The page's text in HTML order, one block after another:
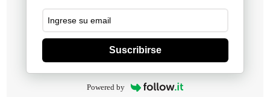
Suscribirse
Powered by